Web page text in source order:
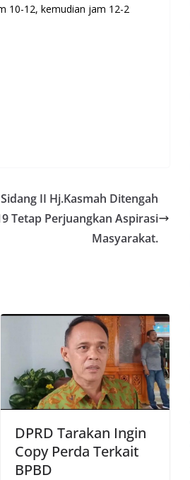
10-12, kemudian jam 12-2
II Hj.Kasmah Ditengah
Tetap Perjuangkan Aspirasi
Masyarakat.
DPRD Tarakan Ingin
Copy Perda Terkait
BPBD